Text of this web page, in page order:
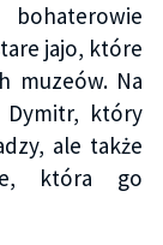
jajo, które
muzeów. Na
Dymitr, który
ale także
która go